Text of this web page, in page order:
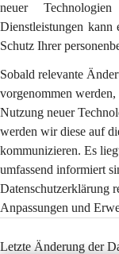
neuer
Dienstleistungen kann
Schutz Ihrer
Sobald relevante
vorgenommen
Nutzung neuer
werden wir diese auf
kommunizieren. Es
umfassend informiert
Datenschutzerklärung
Anpassungen und
Letzte Änderung der